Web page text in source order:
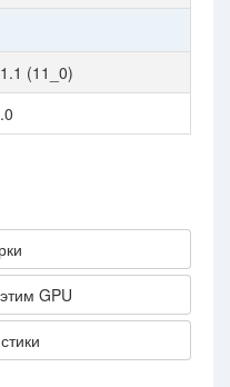
(11_0)
GPU